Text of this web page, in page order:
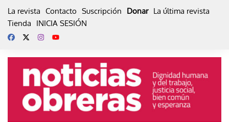
La revista Contacto Suscripción Donar La última revista
Tienda
INICIA SESIÓN